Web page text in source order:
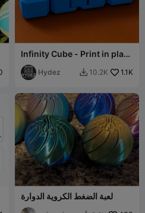
Infinity Cube - Print in place
- Fidget
Hydez  10.2K 1.1K
لعبة الضغط الكروية الدوارة